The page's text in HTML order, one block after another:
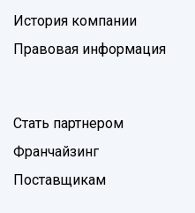
История компании
Правовая информация
Стать партнером
Франчайзинг
Поставщикам